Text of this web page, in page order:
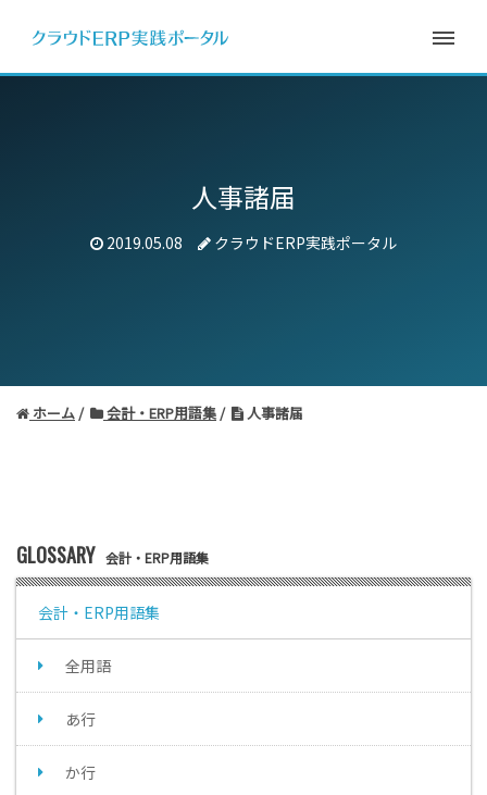
人事諸届
2019.05.08 クラウドERP実践ポータル
ホーム 会計・ERP用語集 人事諸届
GLOSSARY 会計・ERP用語集
会計・ERP用語集
全用語
あ行
か行